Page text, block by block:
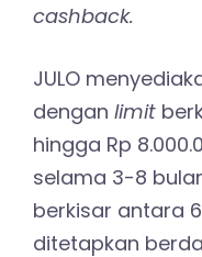
cashback.
JULO
dengan limit
hingga Rp
selama 3-8
berkisar antara
ditetapkan